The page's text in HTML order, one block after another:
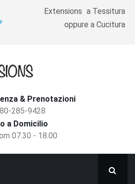
Extensions a Tessitura
oppure a Cucitura
& Prenotazioni
285-9428
a Domicilio
07.30 - 18.00